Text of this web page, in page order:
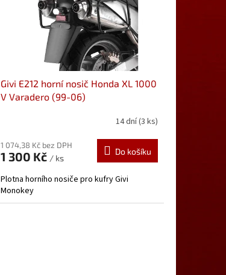
Givi E212 horní nosič Honda XL 1000
V Varadero (99-06)
14 dní(3 ks)
1 074,38 Kč bez DPH
1 300 Kč / ks
Do košíku
Plotna horního nosiče pro kufry Givi
Monokey